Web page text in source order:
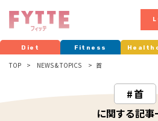
Diet Fitness
TOP NEWS & TOPICS 首
首
に関する記事